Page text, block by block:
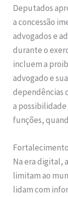
Deputados
a concessão
advogados e
durante o
incluem a
advogado e
dependências
a
funções,
Na era digital,
limitam ao
lidam com